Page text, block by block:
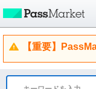
【重要】